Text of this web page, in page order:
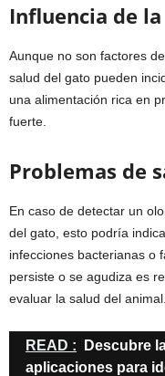
Influencia de
Aunque no son factores
salud del gato pueden
una alimentación rica en
fuerte.
Problemas de
En caso de detectar un
del gato, esto podría
infecciones bacterianas o
persiste o se agudiza es
evaluar la salud del animal.
READ :
Descubre
aplicaciones para